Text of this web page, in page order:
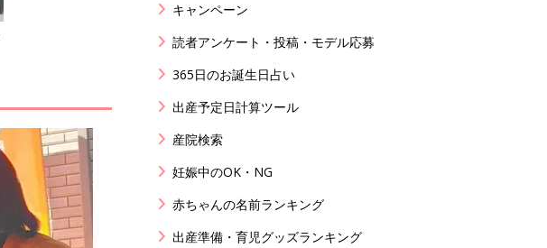
キャンペーン
読者アンケート・投稿・モデル応募
365日のお誕生日占い
出産予定日計算ツール
産院検索
妊娠中のOK・NG
赤ちゃんの名前ランキング
出産準備・育児グッズランキング